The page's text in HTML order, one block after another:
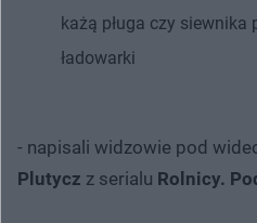
każą pługa czy siewnika
ładowarki
- napisali widzowie pod
Plutycz z serialu Rolnicy.